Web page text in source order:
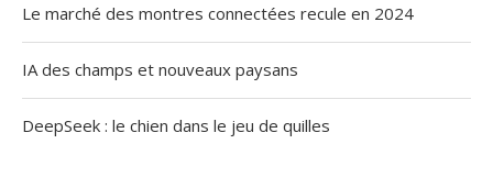
Le marché des montres connectées recule en 2024
IA des champs et nouveaux paysans
DeepSeek : le chien dans le jeu de quilles